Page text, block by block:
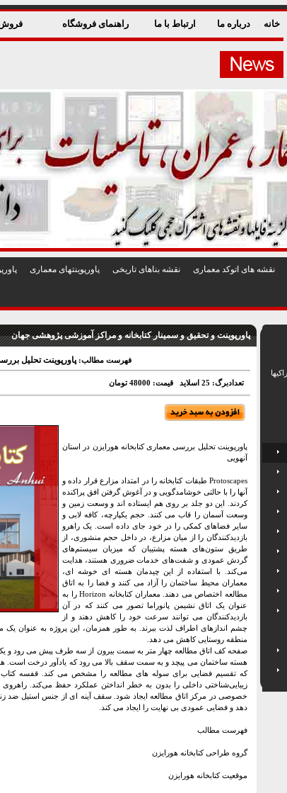
خانه درباره ما ارتباط با ما راهنمای فروشگاه فروش
نقشه های اتوکد معماری نقشه بناهای تاريخی پاورپوينتهای معماری
پاورپوینت و تحقیق و سمینار کتابخانه و مراکز آموزشی پژوهشی جهان
فهرست مطالب: پاورپوینت تحلیل
تعدادبرگ: 25 اسلاید قیمت: 48000 تومان
پاورپوینت تحلیل بررسی معماری کتابخانه هورایزن در استان
آنهویی
Protoscapes طبقات کتابخانه را در امتداد مزارع قرار داده و
آنها را با حالتی خوشامدگویی و در آغوش گرفتن افق پراکنده
کردند. این دو جلد بر روی هم ایستاده اند و وسعت زمین و
وسعت آسمان را قاب می کنند. حجم یکپارچه، کافه لابی و
سایر فضاهای کمکی را در خود جای داده است. یک راهرو
بازدیدکنندگان را از میان مزارع، در داخل حجم منشوری، از
طریق ستون‌های هسته پشتیبان که میزبان سیستم‌های
گردش عمودی و شفت‌های خدمات ضروری هستند، هدایت
می‌کند. با استفاده از این چیدمان هسته ای خوشه ای،
معماران محیط ساختمان را آزاد می کنند و فضا را به اتاق
مطالعه اختصاص می دهند. معماران کتابخانه Horizon را به
عنوان یک اتاق نشیمن پانوراما تصور می کنند که در آن
بازدیدکنندگان می توانند سرعت خود را کاهش دهند و از
چشم اندازهای اطراف لذت ببرند. به طور همزمان، این پروژه به عنوان
منطقه روستایی کاهش می دهد.
صفحه کف اتاق مطالعه چهار متر به سمت بیرون از سه طرف پیش می رود و یک
که تقسیم فضایی برای سوله های مطالعه را مشخص می کند. قفسه کتاب
زیبایی‌شناختی داخلی را بدون به خطر انداختن عملکرد حفظ می‌کند.
خصوصی در مرکز اتاق مطالعه ایجاد شود. سقف آینه ای از جنس استیل ضد
دهد و فضایی عمودی بی نهایت را ایجاد می کند.
فهرست مطالب
گروه طراحی کتابخانه هورایزن
موقعیت کتابخانه هورایزن